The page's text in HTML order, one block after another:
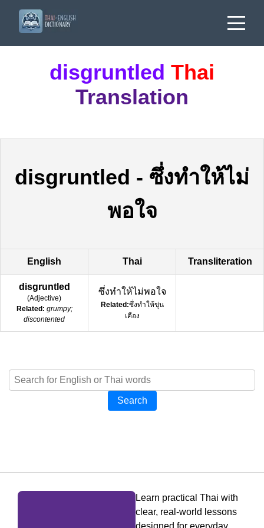
disgruntled Thai
Translation
disgruntled - ซึ่งทำให้ไม่
พอใจ
English Thai Transliteration
disgruntled
(Adjective)
Related: grumpy;
discontented
ซึ่งทำให้ไม่พอใจ
Related:ซึ่งทำให้ขุ่น
เคือง
Search
Learn practical Thai with
clear, real-world lessons
designed for everyday